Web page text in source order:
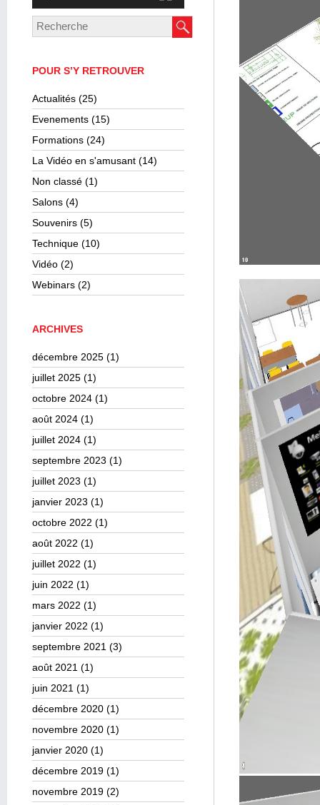
POUR S’Y RETROUVER
Actualités (25)
Evenements (15)
Formations (24)
La Vidéo en s'amusant (14)
Non classé (1)
Salons (4)
Souvenirs (5)
Technique (10)
Vidéo (2)
Webinars (2)
ARCHIVES
décembre 2025 (1)
juillet 2025 (1)
octobre 2024 (1)
août 2024 (1)
juillet 2024 (1)
septembre 2023 (1)
juillet 2023 (1)
janvier 2023 (1)
octobre 2022 (1)
août 2022 (1)
juillet 2022 (1)
juin 2022 (1)
mars 2022 (1)
janvier 2022 (1)
septembre 2021 (3)
août 2021 (1)
juin 2021 (1)
décembre 2020 (1)
novembre 2020 (1)
janvier 2020 (1)
décembre 2019 (1)
novembre 2019 (2)